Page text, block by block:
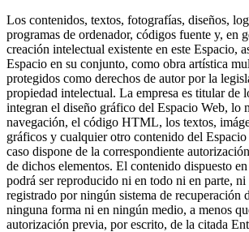
Los contenidos, textos, fotografías, diseños,
programas de ordenador, códigos fuente y, en
creación intelectual existente en este Espacio,
Espacio en su conjunto, como obra artística
protegidos como derechos de autor por la
propiedad intelectual. La empresa es titular de
integran el diseño gráfico del Espacio Web, lo
navegación, el código HTML, los textos,
gráficos y cualquier otro contenido del
caso dispone de la correspondiente
de dichos elementos. El contenido dispuesto
podrá ser reproducido ni en todo ni en parte,
registrado por ningún sistema de recuperación
ninguna forma ni en ningún medio, a menos
autorización previa, por escrito, de la citada